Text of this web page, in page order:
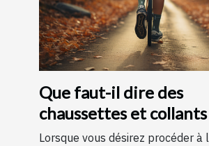
Que faut-il dire des
chaussettes et
contention ?
Lorsque vous désirez procéder à